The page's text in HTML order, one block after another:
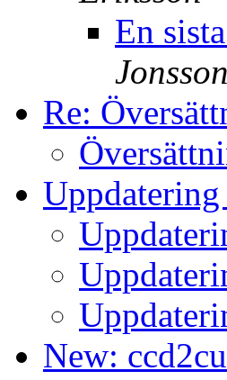
En
Jonsson
Re:
New: